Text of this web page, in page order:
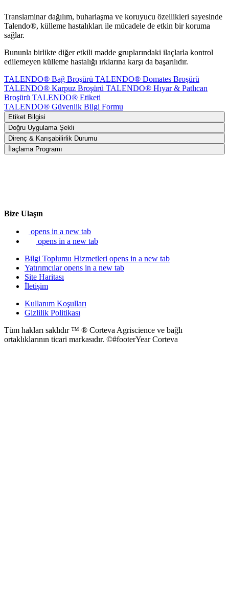
Translaminar dağılım, buharlaşma ve koruyucu özellikleri sayesinde
Talendo®, külleme hastalıkları ile mücadele de etkin bir koruma
sağlar.
Bununla birlikte diğer etkili madde gruplarındaki ilaçlarla kontrol
edilemeyen külleme hastalığı ırklarına karşı da başarılıdır.
TALENDO® Bağ Broşürü TALENDO® Domates Broşürü
TALENDO® Karpuz Broşürü TALENDO® Hıyar & Patlıcan
Broşürü TALENDO® Etiketi
TALENDO® Güvenlik Bilgi Formu
Etiket Bilgisi
Doğru Uygulama Şekli
Direnç & Karışabilirlik Durumu
İlaçlama Programı
Bize Ulaşın
opens in a new tab
opens in a new tab
Bilgi Toplumu Hizmetleri opens in a new tab
Yatırımcılar opens in a new tab
Site Haritası
İletişim
Kullanım Koşulları
Gizlilik Politikası
Tüm hakları saklıdır ™ ® Corteva Agriscience ve bağlı
ortaklıklarının ticari markasıdır. ©#footerYear Corteva